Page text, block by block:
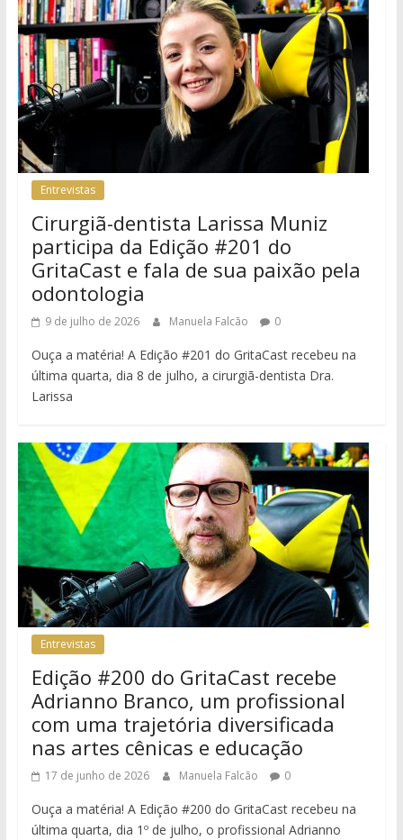
Entrevistas
Cirurgiã-dentista Larissa Muniz
participa da Edição #201 do
GritaCast e fala de sua paixão pela
odontologia
9 de julho de 2026 Manuela Falcão 0
Ouça a matéria! A Edição #201 do GritaCast recebeu na
última quarta, dia 8 de julho, a cirurgiã-dentista Dra.
Larissa
Entrevistas
Edição #200 do GritaCast recebe
Adrianno Branco, um profissional
com uma trajetória diversificada
nas artes cênicas e educação
17 de junho de 2026 Manuela Falcão 0
Ouça a matéria! A Edição #200 do GritaCast recebeu na
última quarta, dia 1º de julho, o profissional Adrianno